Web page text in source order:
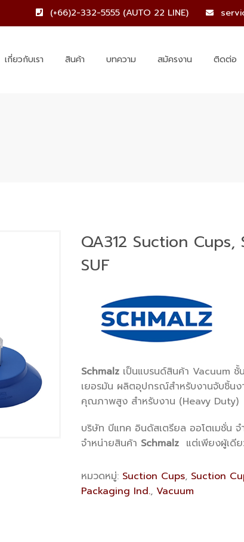
(+66)2-332-5555 (AUTO 22 LINE)
เกี่ยวกับเรา สินค้า บทความ สมัครงาน ติดต่อ
QA312 Suction Cups,
SUF
Schmalzเป็นแบรนด์สินค้า Vacuum ชั้น
เยอรมัน ผลิตอุปกรณ์สำหรับงานจับชิ้น
คุณภาพสูง สำหรับงาน (Heavy Duty)
บริษัท บีแทค อินดัสเตรียล ออโตเมชั่น
จำหน่ายสินค้า Schmalzแต่เพียงผู้เดียว
หมวดหมู่: Suction Cups, Suction
Packaging Ind., Vacuum